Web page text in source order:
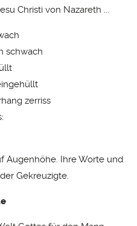
Christi von Nazareth ...
schwach
zerriss
Augenhöhe. Ihre Worte und
Gekreuzigte.